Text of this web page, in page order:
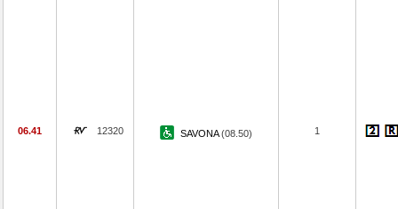
06.41 12320 SAVONA(08.50) 1